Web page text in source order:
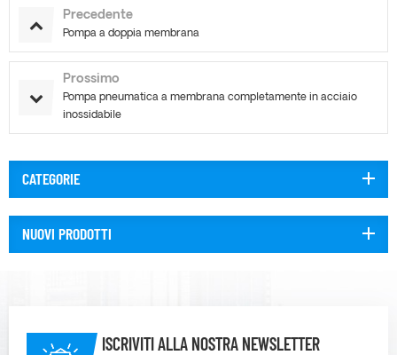
Precedente
Pompa a doppia membrana
Prossimo
Pompa pneumatica a membrana completamente in acciaio
inossidabile
CATEGORIE
NUOVI PRODOTTI
ISCRIVITI ALLA NOSTRA NEWSLETTER